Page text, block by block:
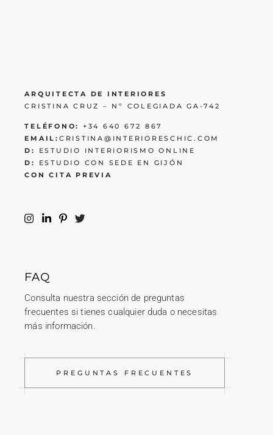
ARQUITECTA DE INTERIORES
CRISTINA CRUZ – Nº COLEGIADA GA-742
TELÉFONO:
+34 640 672 867
EMAIL: CRISTINA@INTERIORESCHIC.COM
D:
ESTUDIO INTERIORISMO ONLINE
D:
ESTUDIO CON SEDE EN GIJÓN
CON CITA PREVIA
FAQ
Consulta nuestra sección de preguntas
frecuentes si tienes cualquier duda o necesitas
más información.
PREGUNTAS FRECUENTES